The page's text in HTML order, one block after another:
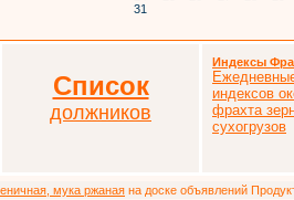
31
Список
должников
Индексы
индексов
фрахта
сухогрузов
мука ржаная на доске объявлений